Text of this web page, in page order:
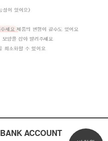
BANK ACCOUNT